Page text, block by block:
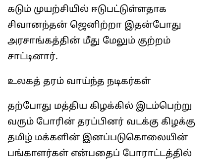
கடும் முயற்சியில் ஈடுபட்டுள்ளதாக
சிவானந்தன் ஜெனிற்றா இதன்போது
அரசாங்கத்தின் மீது மேலும் குற்றம்
சாட்டினார்.
உலகத் தரம் வாய்ந்த நடிகர்கள்
தற்போது மத்திய கிழக்கில் இடம்பெற்று
வரும் போரின் தரப்பினர் வடக்கு கிழக்கு
தமிழ் மக்களின் இனப்படுகொலையின்
பங்காளர்கள் என்பதைப் போராட்டத்தில்